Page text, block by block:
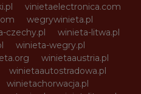
vinietaelectronica.com
wegrywinieta.pl
czechy.pl
winieta-litwa.pl
winieta-wegry.pl
winietaaustria.pl
winietaautostradowa.pl
winietachorwacja.pl